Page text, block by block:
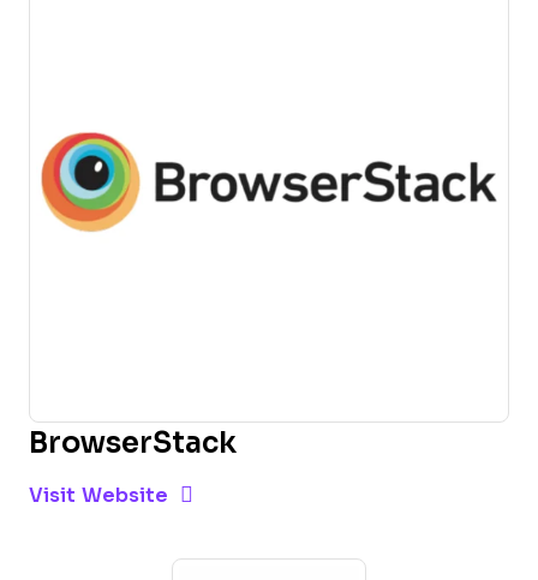
BrowserStack
Visit Website Opens New Window